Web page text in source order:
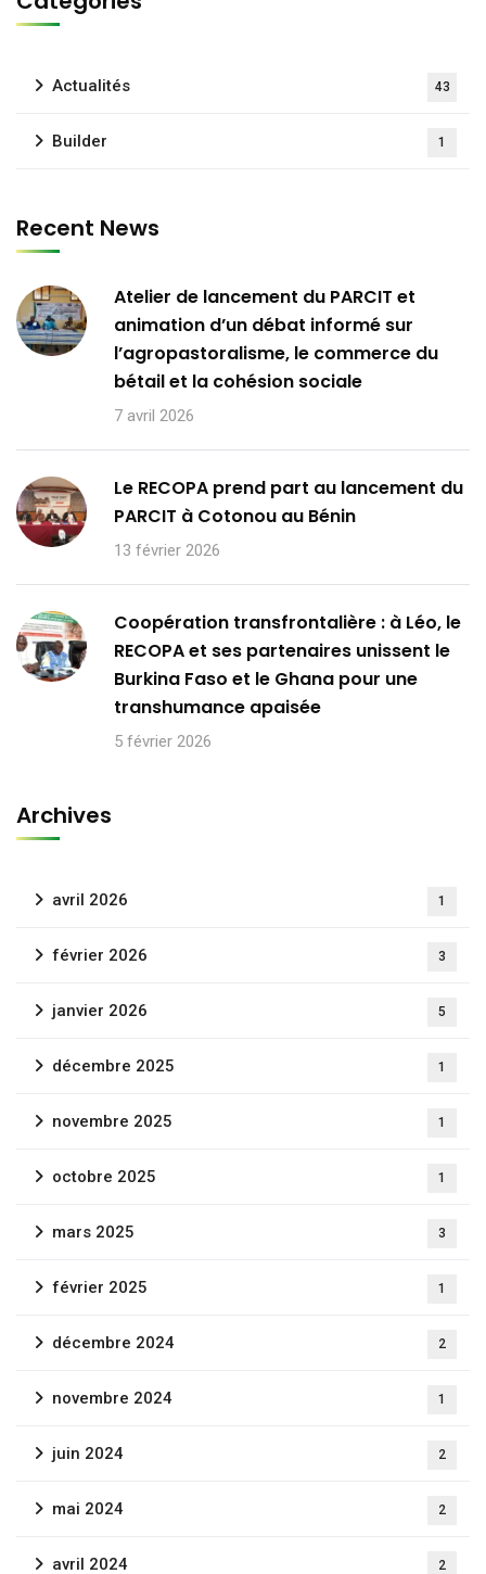
Actualités 43
Builder 1
Recent News
Atelier de lancement du PARCIT et
animation d’un débat informé sur
l’agropastoralisme, le commerce du
bétail et la cohésion sociale
7 avril 2026
Le RECOPA prend part au lancement du
PARCIT à Cotonou au Bénin
13 février 2026
Coopération transfrontalière : à Léo, le
RECOPA et ses partenaires unissent le
Burkina Faso et le Ghana pour une
transhumance apaisée
5 février 2026
Archives
avril 2026 1
février 2026 3
janvier 2026 5
décembre 2025 1
novembre 2025 1
octobre 2025 1
mars 2025 3
février 2025 1
décembre 2024 2
novembre 2024 1
juin 2024 2
mai 2024 2
avril 2024 2